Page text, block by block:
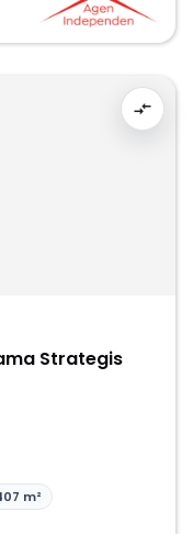
Strategis
m²